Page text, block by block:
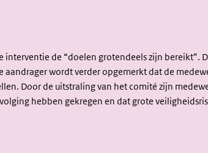
interventie de “doelen grotendeels zijn
wordt verder opgemerkt dat de
Door de uitstraling van het comité zijn
hebben gekregen en dat grote